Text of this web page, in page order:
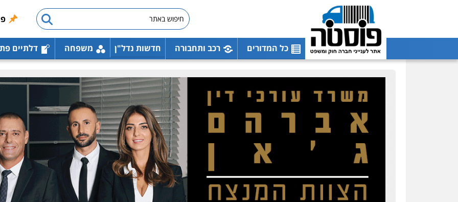
כל המדורים רכב ותחבורה חדשות נדל"ן משפחה דלתיים